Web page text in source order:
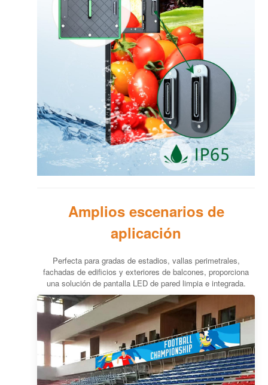
Amplios escenarios de
aplicación
Perfecta para gradas de estadios, vallas perimetrales,
fachadas de edificios y exteriores de balcones, proporciona
una solución de pantalla LED de pared limpia e integrada.